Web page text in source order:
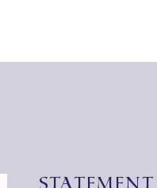
Statement